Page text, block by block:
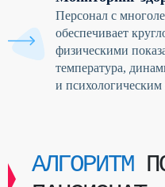
Персонал с
обеспечивает
физическими
температура,
и психологическим
АЛГОРИТМ